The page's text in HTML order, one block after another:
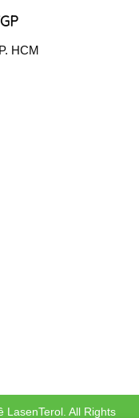
HCM
LasenTerol. All Rights